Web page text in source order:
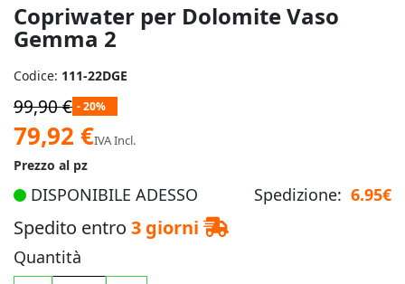
Copriwater per Dolomite Vaso
Gemma 2
immagini
Codice: 111-22DGE
99,90 € - 20%
Prezzo
speciale
79,92 €IVA Incl.
Prezzo al pz
DISPONIBILE ADESSO Spedizione: 6.95€
Spedito entro 3 giorni
Quantità